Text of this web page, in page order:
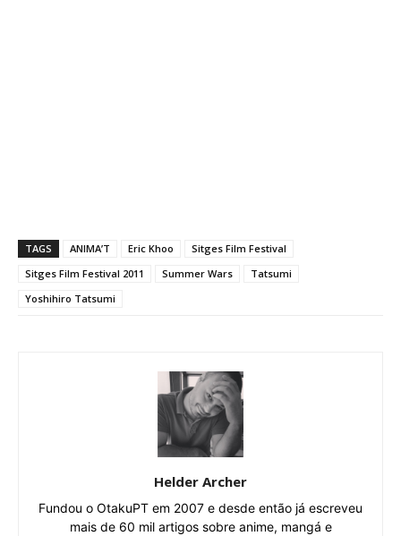
TAGS ANIMA’T Eric Khoo
Sitges Film Festival
Sitges Film Festival 2011
Summer Wars
Tatsumi
Yoshihiro Tatsumi
Helder Archer
Fundou o OtakuPT em 2007 e desde então já escreveu
mais de 60 mil artigos sobre anime, mangá e